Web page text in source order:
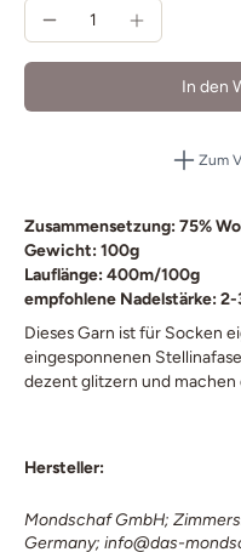
In den
Zum
Zusammensetzung: 75%
Gewicht: 100g
Lauflänge: 400m/100g
empfohlene Nadelstärke:
Dieses Garn ist für Socken
eingesponnenen
dezent glitzern und machen
Hersteller:
Mondschaf GmbH;
Germany; info@das-